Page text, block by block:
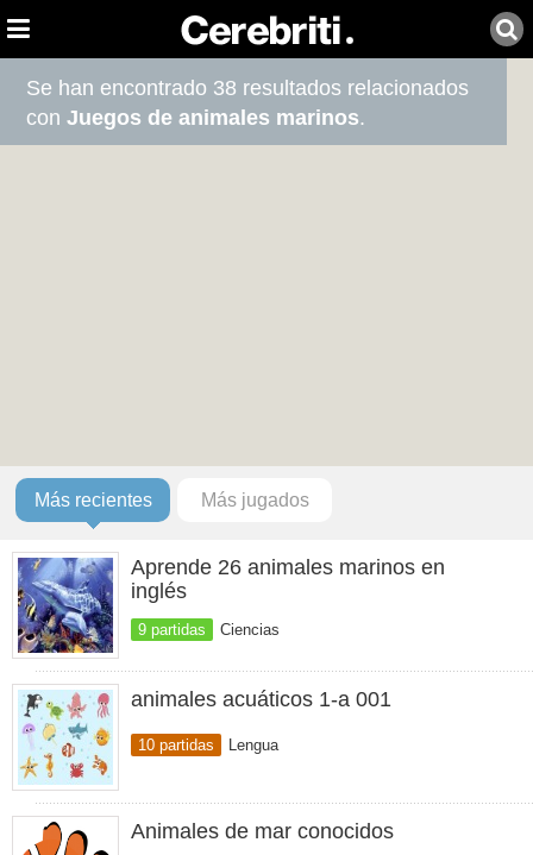
Se han encontrado 38 resultados relacionados
conJuegos de animales marinos.
Más recientes Más jugados
Aprende 26 animales marinos en
inglés
9 partidas Ciencias
animales acuáticos 1-a 001
10 partidas Lengua
Animales de mar conocidos